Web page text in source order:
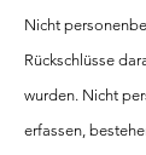
Nicht
Rückschlüsse
wurden. Nicht
erfassen,